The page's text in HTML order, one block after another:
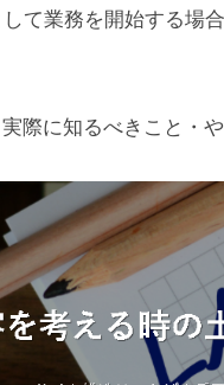
て業務を開始する場
際に知るべきこと・